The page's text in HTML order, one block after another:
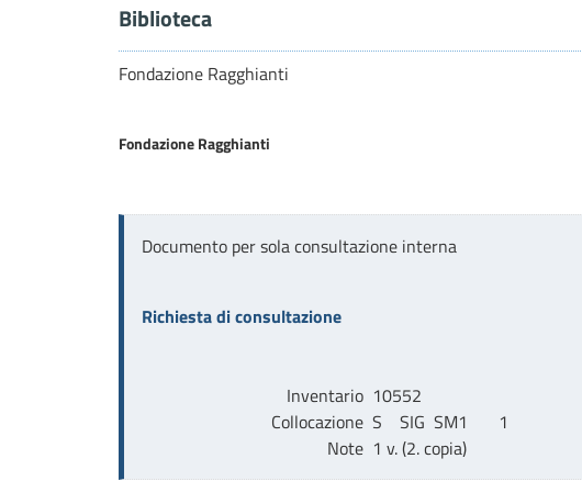
Biblioteca
Fondazione Ragghianti
Fondazione Ragghianti
Documento per sola consultazione interna
Richiesta di consultazione
Inventario 10552
Collocazione S    SIG  SM1       1
Note 1 v. (2. copia)